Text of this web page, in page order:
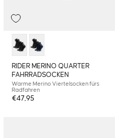
RIDER MERINO QUARTER
FAHRRADSOCKEN
Warme Merino Viertelsocken fürs
Radfahren
€47,95